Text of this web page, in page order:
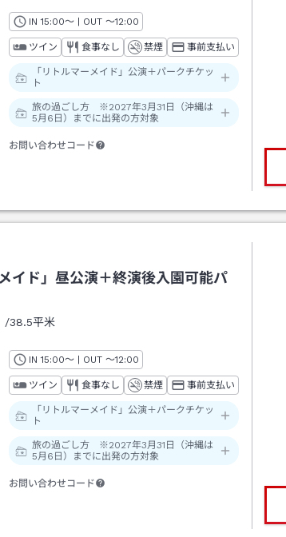
IN チェックイン
15:00～ | OUT チェックアウト
～12:00
ツイン 食事なし 禁煙 事前支払い
「リトルマーメイド」公演＋パークチケッ
ト
旅の過ごし方 ※2027年3月31日（沖縄は
5月6日）までに出発の方対象
お問い合わせコード
イド」昼公演＋終演後入園可能パ
/38.5平米
IN チェックイン
15:00～ | OUT チェックアウト
～12:00
ツイン 食事なし 禁煙 事前支払い
「リトルマーメイド」公演＋パークチケッ
ト
旅の過ごし方 ※2027年3月31日（沖縄は
5月6日）までに出発の方対象
お問い合わせコード